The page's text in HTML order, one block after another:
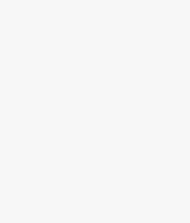
Он
позволяя
полотенце и
RP-80004
для